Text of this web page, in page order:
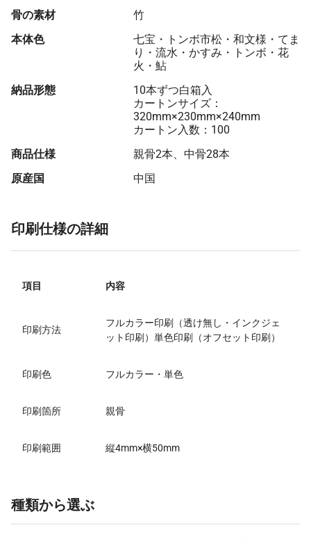
骨の素材
竹
本体色
七宝・トンボ市松・和文様・てま
り・流水・かすみ・トンボ・花
火・鮎
納品形態
10本ずつ白箱入
カートンサイズ：
320mm×230mm×240mm
カートン入数：100
商品仕様
親骨2本、中骨28本
原産国
中国
印刷仕様の詳細
項目 内容
印刷方法
フルカラー印刷（透け無し・インクジェ
ット印刷）単色印刷（オフセット印刷）
印刷色 フルカラー・単色
印刷箇所 親骨
印刷範囲 縦4mm×横50mm
種類から選ぶ